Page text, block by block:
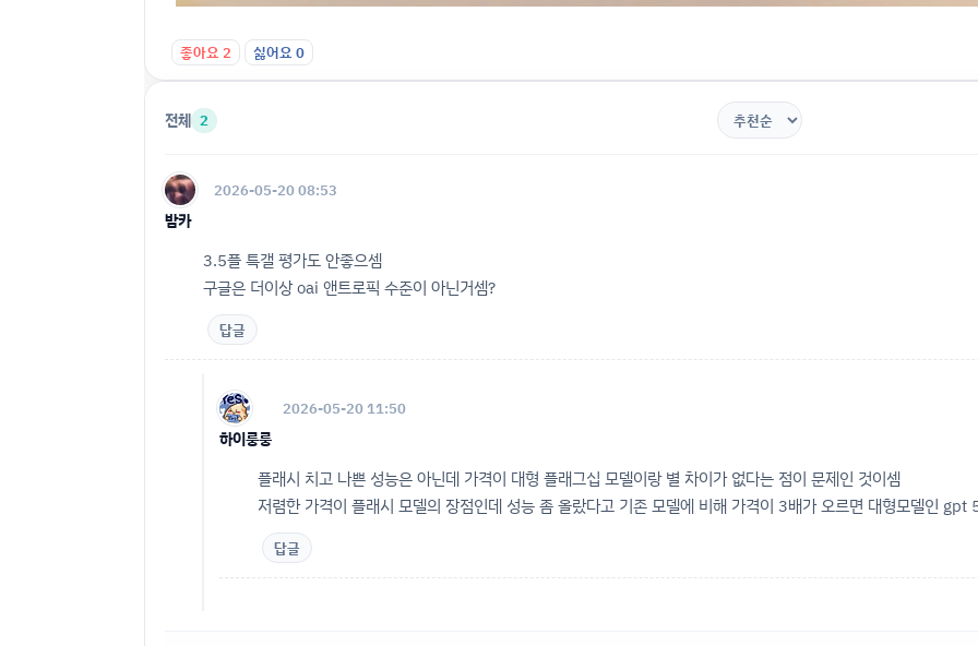
좋아요2 싫어요0
전체 2
밤카
2026-05-20 08:53
3.5플 특갤 평가도 안좋으셈
구글은 더이상 oai 앤트로픽 수준이 아닌거셈?
답글
하이룽룽
2026-05-20 11:50
플래시 치고 나쁜 성능은 아닌데 가격이 대형 플래그십 모델이랑 별 차이가 없다는 점이 문제인 것이셈
저렴한 가격이 플래시 모델의 장점인데 성능 좀 올랐다고 기존 모델에 비해 가격이 3배가 오르면 대형모델인 gpt
답글